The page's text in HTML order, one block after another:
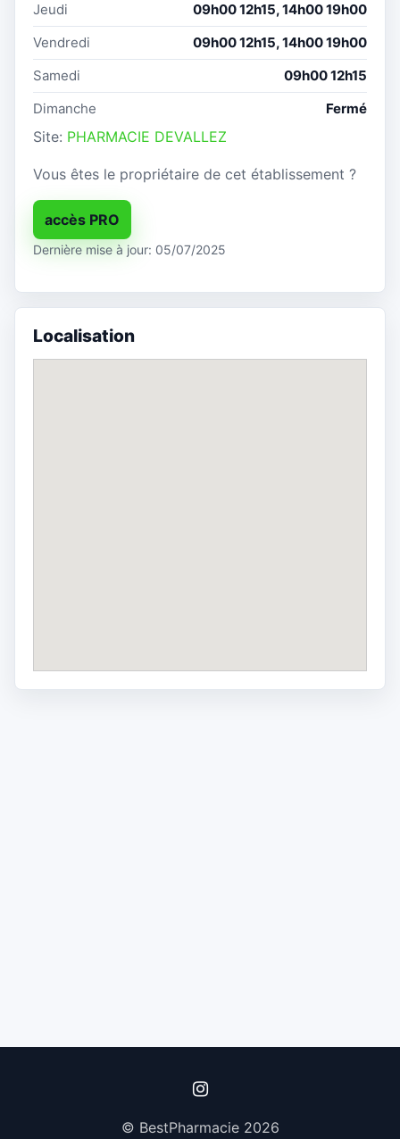
Jeudi
09h00 12h15, 14h00 19h00
Vendredi
09h00 12h15, 14h00 19h00
Samedi
09h00 12h15
Dimanche
Fermé
Site: PHARMACIE DEVALLEZ
Vous êtes le propriétaire de cet établissement ?
accès PRO
Dernière mise à jour: 05/07/2025
Localisation
© BestPharmacie 2026